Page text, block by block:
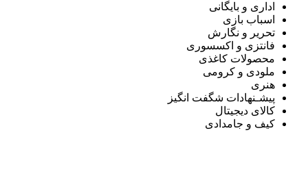
اداری و بایگانی
اسباب بازی
تحریر و نگارش
فانتزی و اکسسوری
محصولات کاغذی
ملودی و کرومی
هنری
پیشـنهادات شگفت انگیز
کالای دیجیتال
کیف و جامدادی